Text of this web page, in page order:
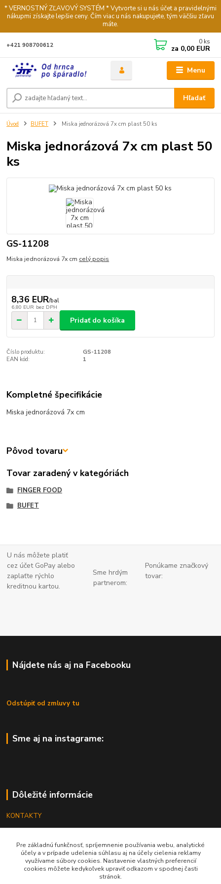
* VERNOSTNÝ ZĽAVOVÝ SYSTÉM * Vytvorte si u nás účet a pravidelnými
nákupmi získajte lepšie ceny. Čím viac u nás nakupujete, tým väčšiu zľavu
máte.
Menu
Hľadať
+421 908700612 0 ks
za 0,00 EUR
Úvod BUFET Miska jednorázová 7x cm plast 50 ks
Miska jednorázová 7x cm plast 50
ks
GS-11208
Miska jednorázová 7x cm celý popis
8,36 EUR/bal
6,80 EUR bez DPH
Pridať do košíka
Číslo produktu:
GS-11208
EAN kód:
1
Kompletné špecifikácie
Miska jednorázová 7x cm
Pôvod tovaru
Tovar zaradený v kategóriách
FINGER FOOD
BUFET
U nás môžete platiť
cez účet GoPay alebo
zaplaťte rýchlo
kreditnou kartou.
Sme hrdým
partnerom:
Ponúkame značkový
tovar:
Nájdete nás aj na Facebooku
Odstúpiť od zmluvy tu
Sme aj na instagrame:
Dôležité informácie
KONTAKTY
REKLAMÁCIE
KATALÓGY
Pre základnú funkčnosť, spríjemnenie používania webu, analytické
účely a v prípade udelenia súhlasu aj na účely cielenia reklamy
využívame súbory cookies. Nastavenie vlastných preferencií
cookies môžete kedykoľvek upraviť odkazom v spodnej časti
stránok.